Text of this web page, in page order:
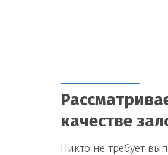
качестве
Никто не требует